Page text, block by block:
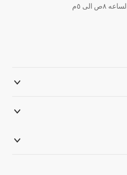
الى ٥م